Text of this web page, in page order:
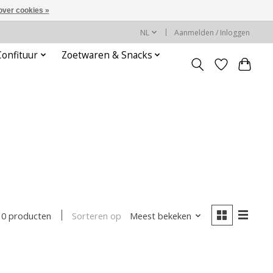
NL Aanmelden / Inloggen
Zoetwaren & Snacks
0 producten Sorteren op Meest bekeken
cookies »